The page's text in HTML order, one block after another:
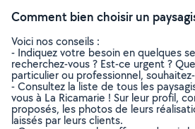
Comment bien choisir un
Voici nos conseils :
- Indiquez votre besoin en quelques
recherchez-vous ? Est-ce urgent ?
particulier ou professionnel,
- Consultez la liste de tous les
vous à La Ricamarie ! Sur leur profil,
proposés, les photos de leurs
laissés par leurs clients.